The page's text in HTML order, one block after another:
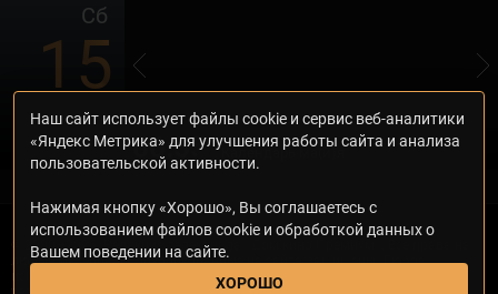
Сб
15
06:55 Календарь ма(й)я
© 2000—2026. Редакция телеканала «Дом кино Премиум». Все права на
любые материалы, опубликованные на сайте, защищены. Любое
использование материалов возможно только с согласия Редакции
Наш сайт использует файлы cookie и сервис веб-аналитики
«Яндекс Метрика» для улучшения работы сайта и анализа
пользовательской активности.
Нажимая кнопку «Хорошо», Вы соглашаетесь с
использованием файлов cookie и обработкой данных о
Вашем поведении на сайте.
ХОРОШО